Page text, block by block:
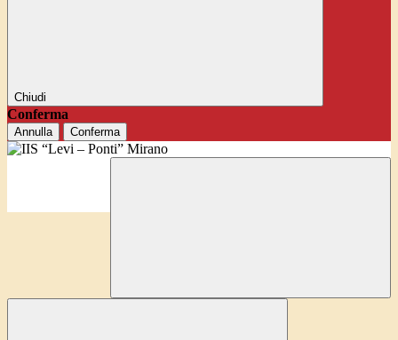
Chiudi
Conferma
Annulla Conferma